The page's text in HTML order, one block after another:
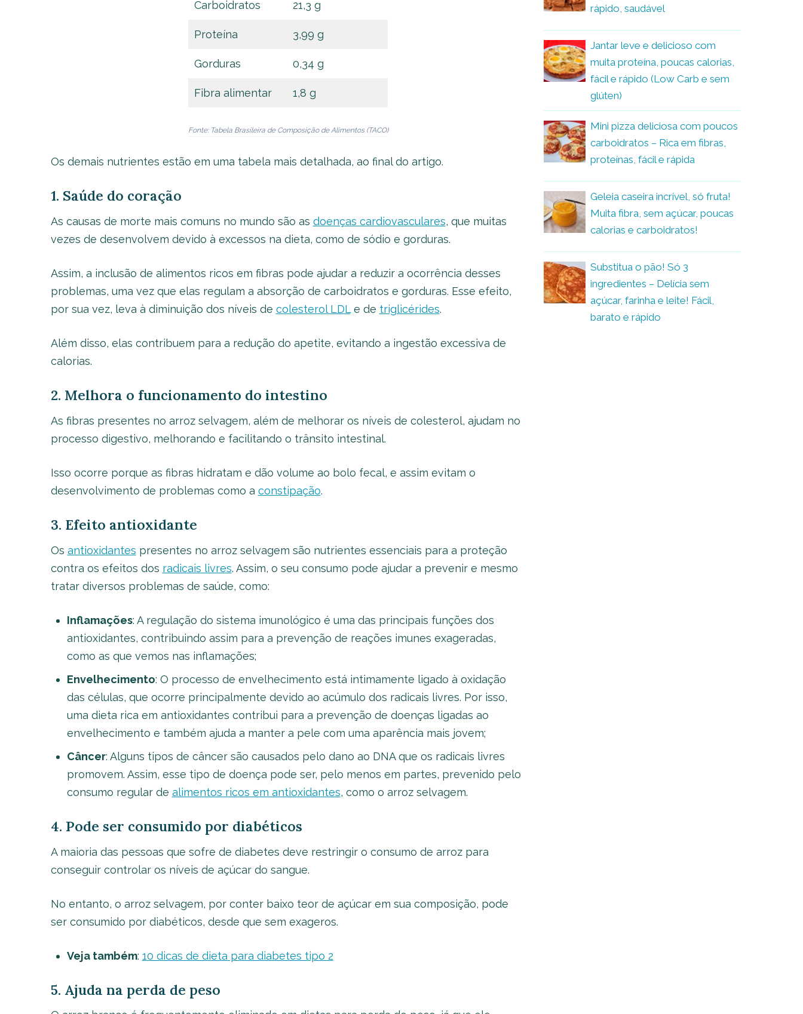
Carboidratos 21,3 g
Proteína 3,99 g
Gorduras 0,34 g
Fibra alimentar 1,8 g
Fonte: Tabela Brasileira de Composição de Alimentos (TACO)
Os demais nutrientes estão em uma tabela mais detalhada, ao final do artigo.
1. Saúde do coração
As causas de morte mais comuns no mundo são as doenças cardiovasculares, que muitas
vezes de desenvolvem devido à excessos na dieta, como de sódio e gorduras.
Assim, a inclusão de alimentos ricos em fibras pode ajudar a reduzir a ocorrência desses
problemas, uma vez que elas regulam a absorção de carboidratos e gorduras. Esse efeito,
por sua vez, leva à diminuição dos níveis de colesterol LDLe de triglicérides.
Além disso, elas contribuem para a redução do apetite, evitando a ingestão excessiva de
calorias.
2. Melhora o funcionamento do intestino
As fibras presentes no arroz selvagem, além de melhorar os níveis de colesterol, ajudam no
processo digestivo, melhorando e facilitando o trânsito intestinal.
Isso ocorre porque as fibras hidratam e dão volume ao bolo fecal, e assim evitam o
desenvolvimento de problemas como a constipação.
3. Efeito antioxidante
Os antioxidantes presentes no arroz selvagem são nutrientes essenciais para a proteção
contra os efeitos dos radicais livres. Assim, o seu consumo pode ajudar a prevenir e mesmo
tratar diversos problemas de saúde, como:
Inflamações: A regulação do sistema imunológico é uma das principais funções dos
antioxidantes, contribuindo assim para a prevenção de reações imunes exageradas,
como as que vemos nas inflamações;
Envelhecimento: O processo de envelhecimento está intimamente ligado à oxidação
das células, que ocorre principalmente devido ao acúmulo dos radicais livres. Por isso,
uma dieta rica em antioxidantes contribui para a prevenção de doenças ligadas ao
envelhecimento e também ajuda a manter a pele com uma aparência mais jovem;
Câncer: Alguns tipos de câncer são causados pelo dano ao DNA que os radicais livres
promovem. Assim, esse tipo de doença pode ser, pelo menos em partes, prevenido pelo
consumo regular de alimentos ricos em antioxidantes, como o arroz selvagem.
4. Pode ser consumido por diabéticos
A maioria das pessoas que sofre de diabetes deve restringir o consumo de arroz para
conseguir controlar os níveis de açúcar do sangue.
No entanto, o arroz selvagem, por conter baixo teor de açúcar em sua composição, pode
ser consumido por diabéticos, desde que sem exageros.
Veja também: 10 dicas de dieta para diabetes tipo 2
5. Ajuda na perda de peso
rápido, saudável
Jantar leve e delicioso com
muita proteína, poucas calorias,
fácil e rápido (Low Carb e sem
glúten)
Mini pizza deliciosa com poucos
carboidratos – Rica em fibras,
proteínas, fácil e rápida
Geleia caseira incrível, só fruta!
Muita fibra, sem açúcar, poucas
calorias e carboidratos!
Substitua o pão! Só 3
ingredientes – Delícia sem
açúcar, farinha e leite! Fácil,
barato e rápido